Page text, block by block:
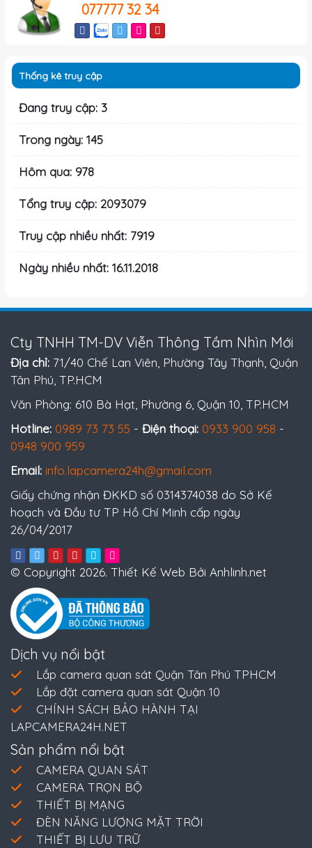
077777 32 34
Thống kê truy cập
Đang truy cập: 3
Trong ngày: 145
Hôm qua: 978
Tổng truy cập: 2093079
Truy cập nhiều nhất: 7919
Ngày nhiều nhất: 16.11.2018
Cty TNHH TM-DV Viễn Thông Tầm Nhìn Mới
Địa chỉ: 71/40 Chế Lan Viên, Phường Tây Thạnh, Quận
Tân Phú, TP.HCM
Văn Phòng: 610 Bà Hạt, Phường 6, Quận 10, TP.HCM
Hotline: 0989 73 73 55 - Điện thoại: 0933 900 958 -
0948 900 959
Email: info.lapcamera24h@gmail.com
Giấy chứng nhận ĐKKD số 0314374038 do Sở Kế
hoạch và Đầu tư TP Hồ Chí Minh cấp ngày
26/04/2017
© Copyright 2026. Thiết Kế Web Bởi Anhlinh.net
Dịch vụ nổi bật
Lắp camera quan sát Quận Tân Phú TPHCM
Lắp đặt camera quan sát Quận 10
CHÍNH SÁCH BẢO HÀNH TẠI
LAPCAMERA24H.NET
Sản phẩm nổi bật
CAMERA QUAN SÁT
CAMERA TRỌN BỘ
THIẾT BỊ MẠNG
ĐÈN NĂNG LƯỢNG MẶT TRỜI
THIẾT BỊ LƯU TRỮ